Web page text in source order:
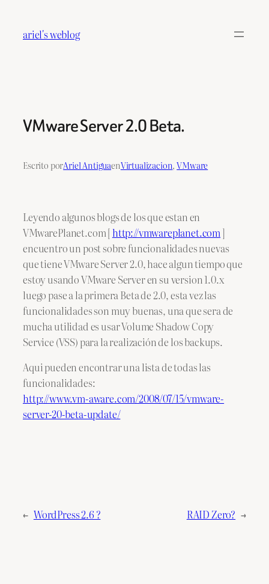
contenido
ariel's weblog
VMware Server 2.0 Beta.
Escrito porAriel AntiguaenVirtualizacion, VMware
Leyendo algunos blogs de los que estan en
VMwarePlanet.com [http://vmwareplanet.com]
encuentro un post sobre funcionalidades nuevas
que tiene VMware Server 2.0, hace algun tiempo que
estoy usando VMware Server en su version 1.0.x
luego pase a la primera Beta de 2.0, esta vez las
funcionalidades son muy buenas, una que sera de
mucha utilidad es usar Volume Shadow Copy
Service (VSS) para la realización de los backups.
Aqui pueden encontrar una lista de todas las
funcionalidades:
http://www.vm-aware.com/2008/07/15/vmware-
server-20-beta-update/
← WordPress 2.6 ? RAID Zero? →